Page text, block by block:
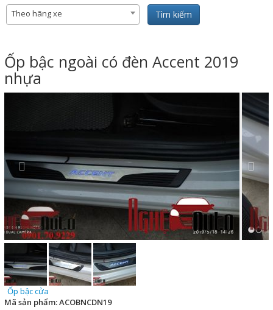
Theo hãng xe Tìm kiếm
Ốp bậc ngoài có đèn Accent 2019
nhựa
Ốp bậc cửa
Mã sản phẩm:ACOBNCDN19